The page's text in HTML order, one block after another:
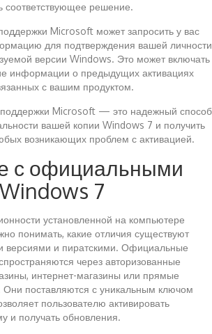
соответствующее решение.
Microsoft может запросить у вас
для подтверждения вашей личности
версии Windows. Это может включать
информации о предыдущих активациях
с вашим продуктом.
Microsoft — это надежный способ
вашей копии Windows 7 и получить
возникающих проблем с активацией.
с официальными
7
установленной на компьютере
понимать, какие отличия существуют
и пиратскими. Официальные
через авторизованные
интернет-магазины или прямые
поставляются с уникальным ключом
пользователю активировать
и получать обновления.